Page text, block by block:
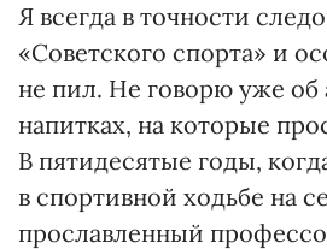
Я всегда в точности
«Советского спорта» и
не пил. Не говорю уже об
напитках, на которые
В пятидесятые годы,
в спортивной ходьбе на
прославленный